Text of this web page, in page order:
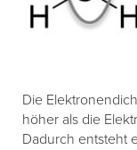
Die
höher als die
Dadurch entsteht